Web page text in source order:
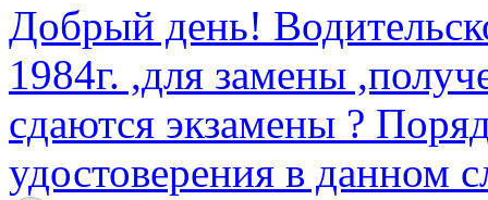
Добрый день!
1984г. ,для замены
сдаются экзамены ?
удостоверения в данном